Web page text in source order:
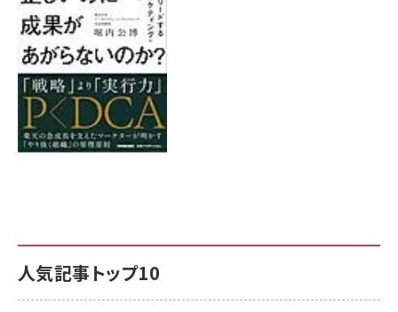
人気記事トップ10
8月7日 10:00